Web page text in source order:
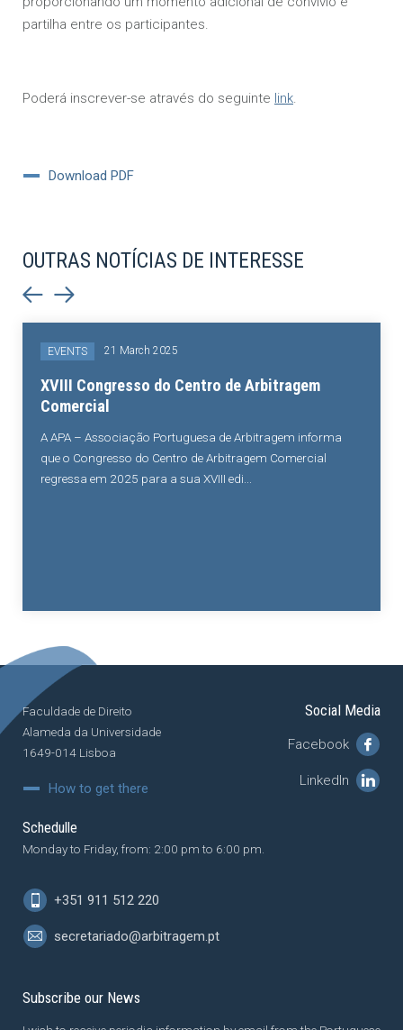
partilha entre os participantes.
Poderá inscrever-se através do seguinte link.
Download PDF
OUTRAS NOTÍCIAS DE INTERESSE
EVENTS 21 March 2025
XVIII Congresso do Centro de Arbitragem
Comercial
A APA – Associação Portuguesa de Arbitragem informa
que o Congresso do Centro de Arbitragem Comercial
regressa em 2025 para a sua XVIII edi...
Social Media
Facebook
LinkedIn
Faculdade de Direito
Alameda da Universidade
1649-014 Lisboa
How to get there
Schedulle
Monday to Friday, from: 2:00 pm to 6:00 pm.
+351 911 512 220
secretariado@arbitragem.pt
Subscribe our News